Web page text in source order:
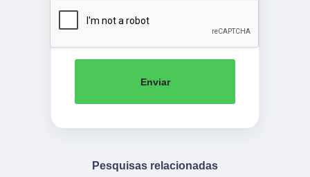
Enviar
Pesquisas relacionadas